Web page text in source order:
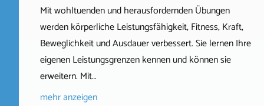
Mit wohltuenden und herausfordernden Übungen
werden körperliche Leistungsfähigkeit, Fitness, Kraft,
Beweglichkeit und Ausdauer verbessert. Sie lernen Ihre
eigenen Leistungsgrenzen kennen und können sie
erweitern. Mit…
mehr anzeigen